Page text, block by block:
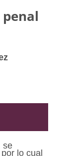
se
lo cual